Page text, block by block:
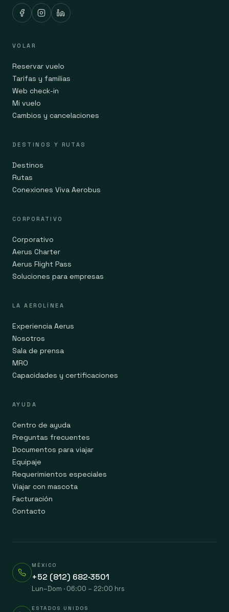
VOLAR
Reservar vuelo
Tarifas y familias
Web check-in
Mi vuelo
Cambios y cancelaciones
DESTINOS Y RUTAS
Destinos
Rutas
Conexiones Viva Aerobus
CORPORATIVO
Corporativo
Aerus Charter
Aerus Flight Pass
Soluciones para empresas
LA AEROLÍNEA
Experiencia Aerus
Nosotros
Sala de prensa
MRO
Capacidades y certificaciones
AYUDA
Centro de ayuda
Preguntas frecuentes
Documentos para viajar
Equipaje
Requerimientos especiales
Viajar con mascota
Facturación
Contacto
MÉXICO
+52 (812) 682·3501
Lun–Dom · 06:00 – 22:00 hrs
ESTADOS UNIDOS